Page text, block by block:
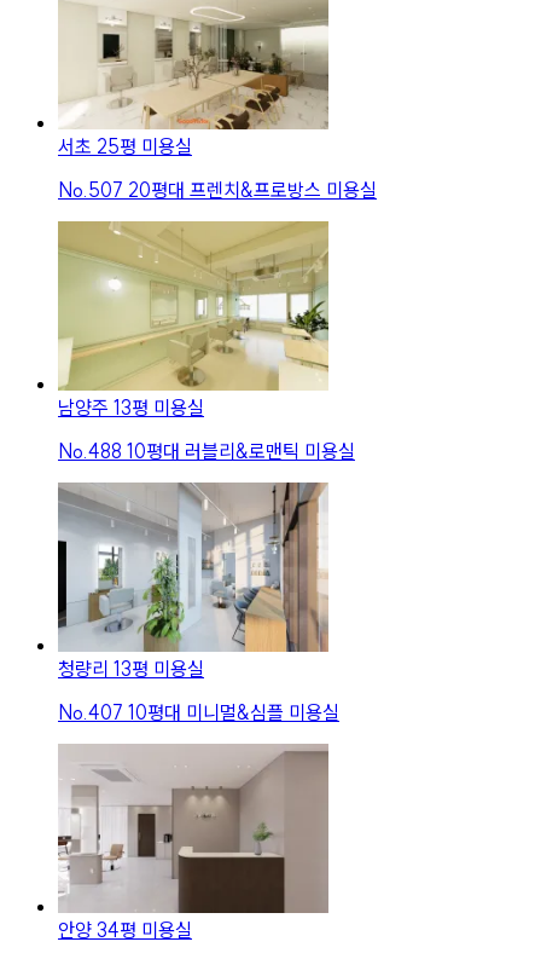
서초 25평 미용실
No. 507 20평대 프렌치&프로방스 미용실
남양주 13평 미용실
No. 488 10평대 러블리&로맨틱 미용실
청량리 13평 미용실
No. 407 10평대 미니멀&심플 미용실
안양 34평 미용실